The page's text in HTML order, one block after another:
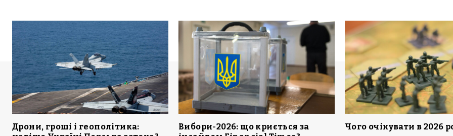
Дрони, гроші і геополітика:
Вибори-2026: що криється за
Чого очікувати в 2026